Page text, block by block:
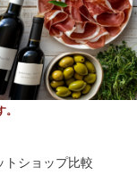
トショップ比較